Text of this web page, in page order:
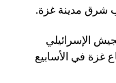
شرق مدينة غزة.
الإسرائيلي
غزة في الأسابيع